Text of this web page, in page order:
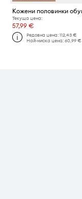
Текуща цена:
57,99 €
Редовна цена:112,43 €
Най-ниска цена:60,99 €